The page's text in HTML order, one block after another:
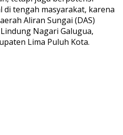
tengah masyarakat, karena
Aliran Sungai (DAS)
Nagari Galugua,
Lima Puluh Kota.